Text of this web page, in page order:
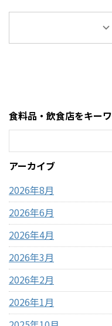
ださい。
https://hubmedia.co.jp/
コのMOFUSANDモフサンド
きなぬいぐるみ3種類を徹
大きなぬいぐるみ。この記
では、コストコで販売され
種類、価格、魅力、どんな
におすすめなのかを、表やリ
く整理しました。購入前 ...
食料品・飲食店をキー
アーカイブ
2026年8月
2026年6月
2026年4月
2026年3月
2026年2月
2026年1月